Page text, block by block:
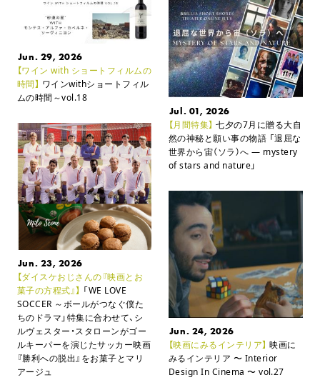
Jun. 29, 2026
【ワイン with ショートフィルムの
時間】 ワインwithショートフィル
ムの時間～vol.18
Jul. 01, 2026
【月間特集】 七夕の7月に贈る大自
然の神秘と願い事の物語 「退屈な
世界から宙（ソラ）へ ― mystery
of stars and nature」
Jun. 23, 2026
【ダイスケおじさんの『映画とお
菓子の方程式』】 「WE LOVE
SOCCER ～ボールがつなぐ僕た
ちのドラマ」特集に合わせて、 シ
ルヴェスター・スタローンがゴー
ルキーパーを演じたサッカー映画
『勝利への脱出』をお菓子とマリ
アージュ
Jun. 24, 2026
【映画にみるインテリア】 映画に
みるインテリア 〜 Interior
Design In Cinema 〜 vol.27